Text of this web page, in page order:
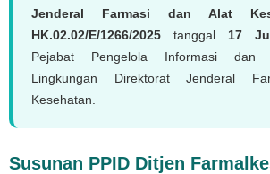
Jenderal Farmasi dan Alat
HK.02.02/E/1266/2025 tanggal 17
Pejabat Pengelola Informasi dan
Lingkungan Direktorat Jenderal
Kesehatan.
Susunan PPID Ditjen